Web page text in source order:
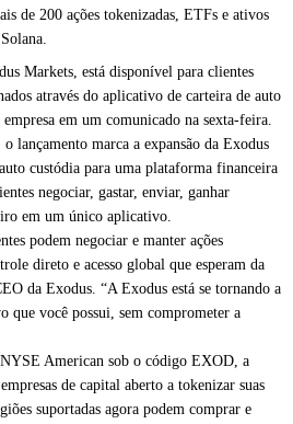
de 200 ações tokenizadas, ETFs e ativos
Markets, está disponível para clientes
através do aplicativo de carteira de auto
em um comunicado na sexta-feira.
lançamento marca a expansão da Exodus
custódia para uma plataforma financeira
negociar, gastar, enviar, ganhar
em um único aplicativo.
podem negociar e manter ações
direto e acesso global que esperam da
da Exodus. “A Exodus está se tornando a
que você possui, sem comprometer a
American sob o código EXOD, a
de capital aberto a tokenizar suas
suportadas agora podem comprar e